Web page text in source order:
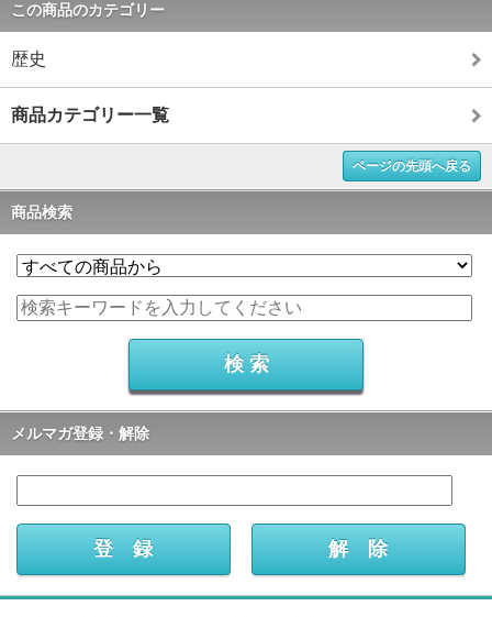
この商品のカテゴリー
歴史
商品カテゴリー一覧
ページの先頭へ戻る
商品検索
メルマガ登録・解除